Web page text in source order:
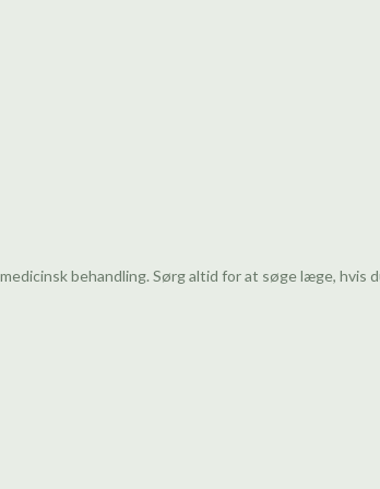
behandling. Sørg altid for at søge læge, hvis